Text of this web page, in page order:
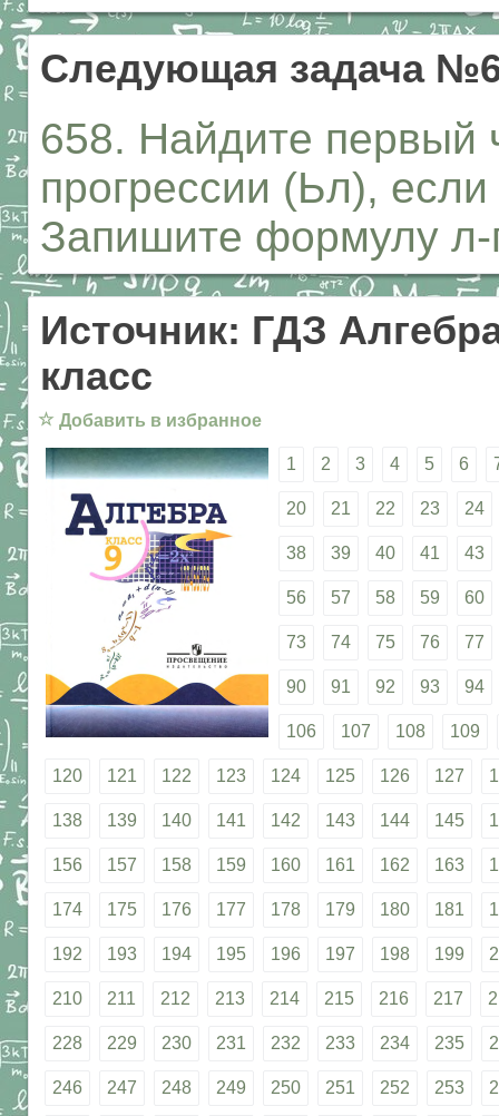
Следующая задача
658. Найдите первый
прогрессии (Ьл),
Запишите формулу л-
Источник: ГДЗ
класс
☆ Добавить в избранное
1 2 3 4 5 6
20 21 22 23 24
38 39 40 41 43
56 57 58 59 60
73 74 75 76 77
90 91 92 93 94
106 107 108 109
120 121 122 123 124 125 126 127
138 139 140 141 142 143 144 145
156 157 158 159 160 161 162 163
174 175 176 177 178 179 180 181
192 193 194 195 196 197 198 199
210 211 212 213 214 215 216 217
228 229 230 231 232 233 234 235
246 247 248 249 250 251 252 253